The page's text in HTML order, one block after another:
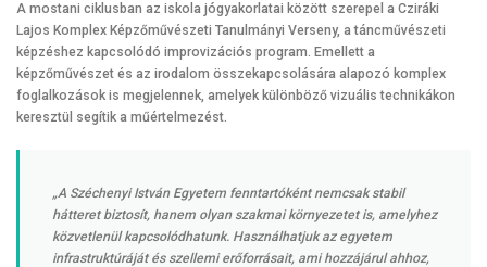
A mostani ciklusban az iskola jógyakorlatai között szerepel a Cziráki
Lajos Komplex Képzőművészeti Tanulmányi Verseny, a táncművészeti
képzéshez kapcsolódó improvizációs program. Emellett a
képzőművészet és az irodalom összekapcsolására alapozó komplex
foglalkozások is megjelennek, amelyek különböző vizuális technikákon
keresztül segítik a műértelmezést.
„A Széchenyi István Egyetem fenntartóként nemcsak stabil
hátteret biztosít, hanem olyan szakmai környezetet is, amelyhez
közvetlenül kapcsolódhatunk. Használhatjuk az egyetem
infrastruktúráját és szellemi erőforrásait, ami hozzájárul ahhoz,